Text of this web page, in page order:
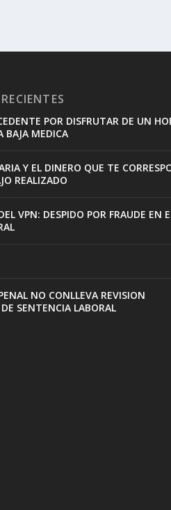
POR DISFRUTAR DE UN
BAJA MEDICA
Y EL DINERO QUE TE
REALIZADO
VPN: DESPIDO POR FRAUDE EN
NO CONLLEVA REVISION
SENTENCIA LABORAL